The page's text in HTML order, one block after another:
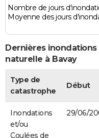
Nombre de jours
Moyenne des jours
Dernières
naturelle à Bavay
Type de
catastrophe
Début
Inondations
et/ou
Coulées de
29/06/